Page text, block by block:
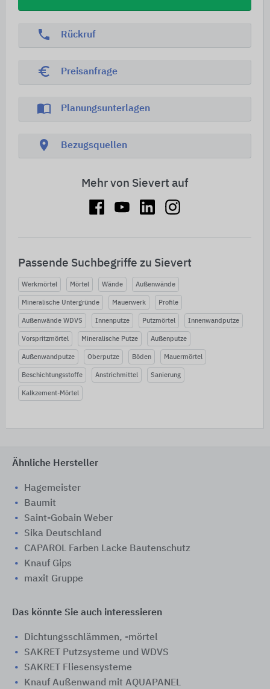
phone Rückruf
euro_symbol Preisanfrage
import_contacts Planungsunterlagen
location_on Bezugsquellen
Mehr von Sievert auf
Passende Suchbegriffe zu Sievert
Werkmörtel Mörtel Wände Außenwände
Mineralische Untergründe Mauerwerk Profile
Außenwände WDVS Innenputze Putzmörtel Innenwandputze
Vorspritzmörtel Mineralische Putze Außenputze
Außenwandputze Oberputze Böden Mauermörtel
Beschichtungsstoffe Anstrichmittel Sanierung
Kalkzement-Mörtel
Ähnliche Hersteller
Hagemeister
Baumit
Saint-Gobain Weber
Sika Deutschland
CAPAROL Farben Lacke Bautenschutz
Knauf Gips
maxit Gruppe
Das könnte Sie auch interessieren
Dichtungsschlämmen, -mörtel
SAKRET Putzsysteme und WDVS
SAKRET Fliesensysteme
Knauf Außenwand mit AQUAPANEL